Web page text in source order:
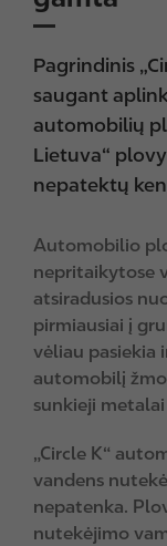
Pagrindinis
saugant
automobilių
Lietuva“
nepatektų
Automobilio
nepritaikytose
atsiradusios
pirmiausiai į
vėliau pasiekia
automobilį
sunkieji
„Circle K“
vandens
nepatenka.
nutekėjimo